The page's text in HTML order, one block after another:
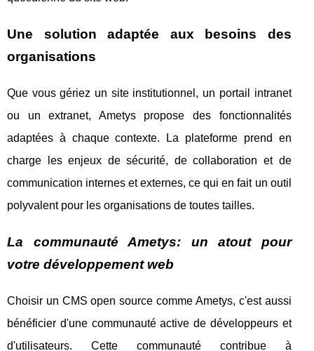
Une solution adaptée aux besoins des
organisations
Que vous gériez un site institutionnel, un portail intranet
ou un extranet, Ametys propose des fonctionnalités
adaptées à chaque contexte. La plateforme prend en
charge les enjeux de sécurité, de collaboration et de
communication internes et externes, ce qui en fait un outil
polyvalent pour les organisations de toutes tailles.
La communauté Ametys: un atout pour
votre développement web
Choisir un CMS open source comme Ametys, c'est aussi
bénéficier d'une communauté active de développeurs et
d'utilisateurs. Cette communauté contribue à